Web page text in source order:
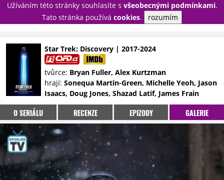
Užíváním této stránky souhlasíte s všeobecnými podmínkami.
Tato stránka používá cookies. rozumím
PŘIHLÁSIT
NOVINKY
TÉMATA
RECENZE
EPIZODY
KULT
TRAILERY
GALERIE
DISKUZE
STATISTIKY
TIRÁŽ
Star Trek: Discovery | 2017-2024
tvůrce: Bryan Fuller, Alex Kurtzman
hrají: Sonequa Martin-Green, Michelle Yeoh, Jason
Isaacs, Doug Jones, Shazad Latif, James Frain
O SERIÁLU RECENZE EPIZODY GALERIE